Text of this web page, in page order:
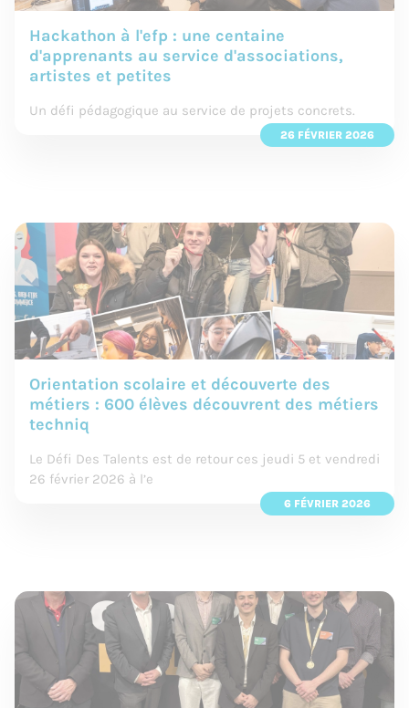
Hackathon à l'efp : une centaine
d'apprenants au service d'associations,
artistes et petites
Un défi pédagogique au service de projets concrets.
26 FÉVRIER 2026
Orientation scolaire et découverte des
métiers : 600 élèves découvrent des métiers
techniq
Le Défi Des Talents est de retour ces jeudi 5 et vendredi
26 février 2026 à l’e
6 FÉVRIER 2026